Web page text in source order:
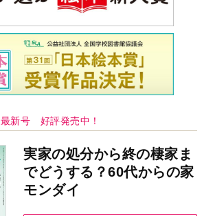
最新号 好評発売中！
実家の処分から終の棲家ま
でどうする？60代からの家
モンダイ